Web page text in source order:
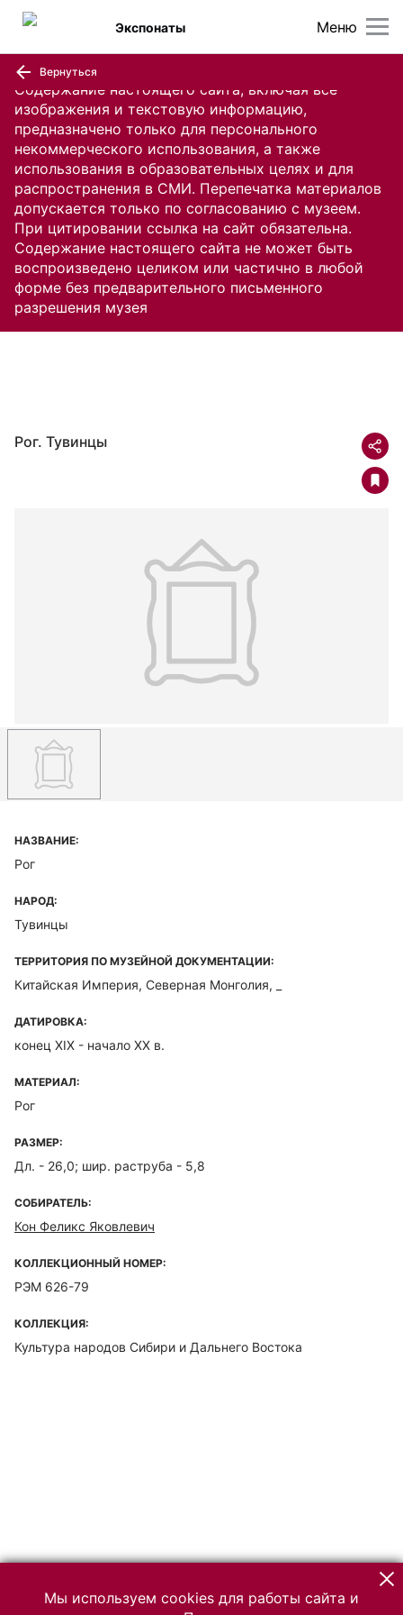
Содержание настоящего сайта, включая все
изображения и текстовую информацию,
предназначено только для персонального
некоммерческого использования, а также
использования в образовательных целях и для
распространения в СМИ. Перепечатка материалов
допускается только по согласованию с музеем.
При цитировании ссылка на сайт обязательна.
Содержание настоящего сайта не может быть
воспроизведено целиком или частично в любой
форме без предварительного письменного
разрешения музея
Меню
Экспонаты
Вернуться
Рог. Тувинцы
НАЗВАНИЕ:
Рог
НАРОД:
Тувинцы
ТЕРРИТОРИЯ ПО МУЗЕЙНОЙ ДОКУМЕНТАЦИИ:
Китайская Империя, Северная Монголия, _
ДАТИРОВКА:
конец XIX - начало ХХ в.
МАТЕРИАЛ:
Рог
РАЗМЕР:
Дл. - 26,0; шир. раструба - 5,8
СОБИРАТЕЛЬ:
Кон Феликс Яковлевич
КОЛЛЕКЦИОННЫЙ НОМЕР:
РЭМ 626-79
КОЛЛЕКЦИЯ:
Культура народов Сибири и Дальнего Востока
Мы используем cookies для работы сайта и